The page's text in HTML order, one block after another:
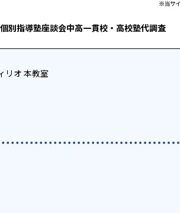
個別指導塾座談会中高一貫校・高校塾代調査
リオ 本教室